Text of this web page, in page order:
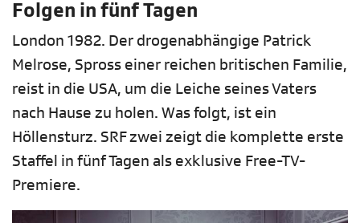
Folgen in fünf Tagen
London 1982. Der drogenabhängige Patrick
Melrose, Spross einer reichen britischen Familie,
reist in die USA, um die Leiche seines Vaters
nach Hause zu holen. Was folgt, ist ein
Höllensturz. SRF zwei zeigt die komplette erste
Staffel in fünf Tagen als exklusive Free-TV-
Premiere.